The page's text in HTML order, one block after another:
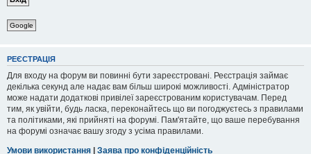
Google
РЕЄСТРАЦІЯ
Для входу на форум ви повинні бути зареєстровані. Реєстрація займає
декілька секунд але надає вам більш широкі можливості. Адміністратор
може надати додаткові привілеї зареєстрованим користувачам. Перед
тим, як увійти, будь ласка, переконайтесь що ви погоджуєтесь з правилами
та політиками, які прийняті на форумі. Пам'ятайте, що ваше перебування
на форумі означає вашу згоду з усіма правилами.
Умови використання | Заява про конфіденційність